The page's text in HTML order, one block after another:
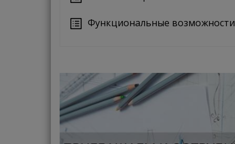
Функциональные возможности